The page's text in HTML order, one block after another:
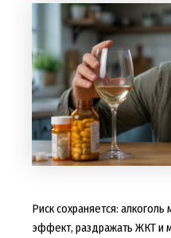
Риск сохраняется:
эффект, раздражать ЖКТ и